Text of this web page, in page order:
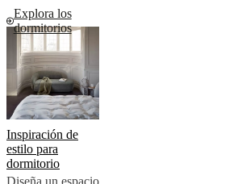
Explora los
dormitorios
Inspiración de
estilo para
dormitorio
Diseña un espacio